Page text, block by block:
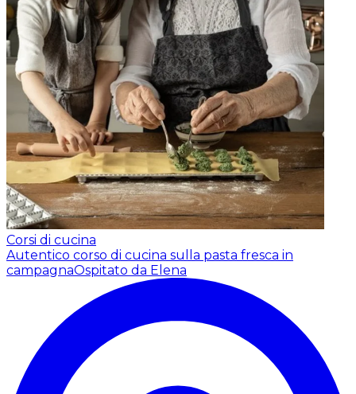
Corsi di cucina
Autentico corso di cucina sulla pasta fresca in
campagnaOspitato da Elena